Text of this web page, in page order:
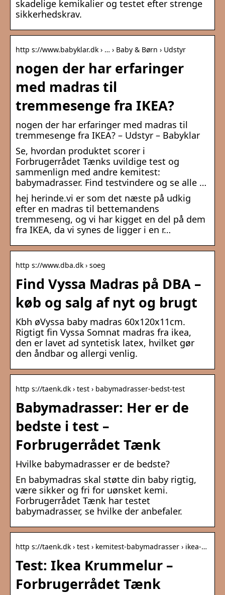
skadelige kemikalier og testet efter strenge
sikkerhedskrav.
http s://www.babyklar.dk › … › Baby & Børn › Udstyr
nogen der har erfaringer
med madras til
tremmesenge fra IKEA?
nogen der har erfaringer med madras til
tremmesenge fra IKEA? – Udstyr – Babyklar
Se, hvordan produktet scorer i
Forbrugerrådet Tænks uvildige test og
sammenlign med andre kemitest:
babymadrasser. Find testvindere og se alle …
hej herinde.vi er som det næste på udkig
efter en madras til bettemandens
tremmeseng, og vi har kigget en del på dem
fra IKEA, da vi synes de ligger i en r…
http s://www.dba.dk › soeg
Find Vyssa Madras på DBA –
køb og salg af nyt og brugt
Kbh øVyssa baby madras 60x120x11cm.
Rigtigt fin Vyssa Somnat madras fra ikea,
den er lavet ad syntetisk latex, hvilket gør
den åndbar og allergi venlig.
http s://taenk.dk › test › babymadrasser-bedst-test
Babymadrasser: Her er de
bedste i test –
Forbrugerrådet Tænk
Hvilke babymadrasser er de bedste?
En babymadras skal støtte din baby rigtig,
være sikker og fri for uønsket kemi.
Forbrugerrådet Tænk har testet
babymadrasser, se hvilke der anbefaler.
http s://taenk.dk › test › kemitest-babymadrasser › ikea-…
Test: Ikea Krummelur –
Forbrugerrådet Tænk